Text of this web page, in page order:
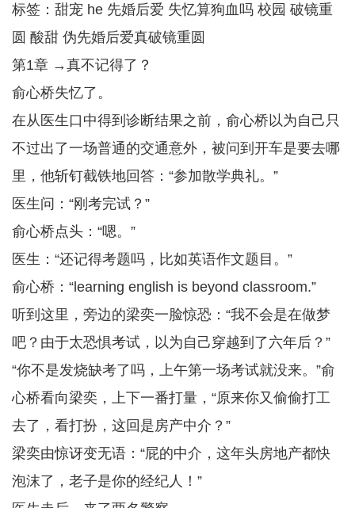
标签：甜宠 he 先婚后爱 失忆算狗血吗 校园 破镜重
圆 酸甜 伪先婚后爱真破镜重圆
第1章 →真不记得了？
俞心桥失忆了。
在从医生口中得到诊断结果之前，俞心桥以为自己只
不过出了一场普通的交通意外，被问到开车是要去哪
里，他斩钉截铁地回答：“参加散学典礼。”
医生问：“刚考完试？”
俞心桥点头：“嗯。”
医生：“还记得考题吗，比如英语作文题目。”
俞心桥：“learning english is beyond classroom.”
听到这里，旁边的梁奕一脸惊恐：“我不会是在做梦
吧？由于太恐惧考试，以为自己穿越到了六年后？”
“你不是发烧缺考了吗，上午第一场考试就没来。”俞
心桥看向梁奕，上下一番打量，“原来你又偷偷打工
去了，看打扮，这回是房产中介？”
梁奕由惊讶变无语：“屁的中介，这年头房地产都快
泡沫了，老子是你的经纪人！”